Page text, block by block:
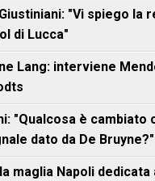
"Vi spiego la
di Lucca"
Lang: interviene
"Qualcosa è cambiato
dato da De Bruyne?"
maglia Napoli